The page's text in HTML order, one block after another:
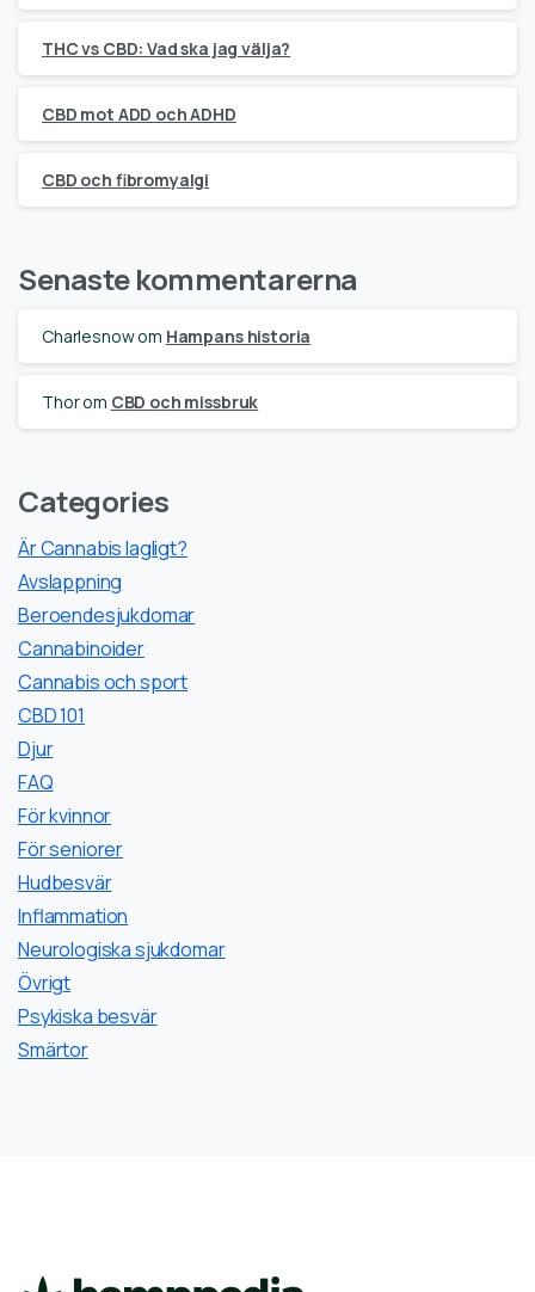
THC vs CBD: Vad ska jag välja?
CBD mot ADD och ADHD
CBD och fibromyalgi
Senaste kommentarerna
Charlesnowom Hampans historia
Thorom CBD och missbruk
Categories
Är Cannabis lagligt?
Avslappning
Beroendesjukdomar
Cannabinoider
Cannabis och sport
CBD 101
Djur
FAQ
För kvinnor
För seniorer
Hudbesvär
Inflammation
Neurologiska sjukdomar
Övrigt
Psykiska besvär
Smärtor